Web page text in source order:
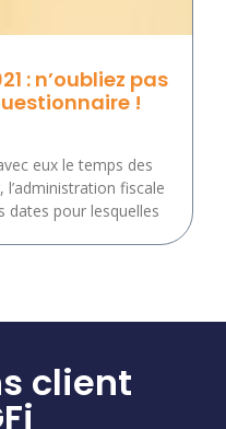
: n’oubliez pas
!
eux le temps des
fiscale
dates pour lesquelles
client